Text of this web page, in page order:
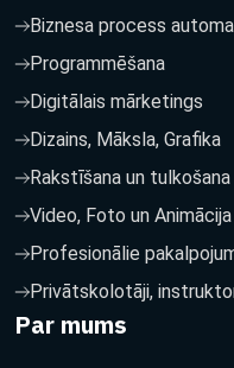
Biznesa process
Programmēšana
Digitālais mārketings
Dizains, Māksla, Grafika
Rakstīšana un tulkošana
Video, Foto un Animācija
Profesionālie
Privātskolotāji,
Par mums